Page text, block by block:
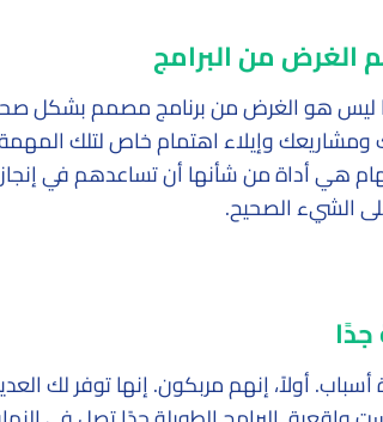
ليس هو الغرض من برنامج مصمم بشكل
وإيلاء اهتمام خاص لتلك
هي أداة من شأنها أن تساعدهم في
الشيء الصحيح.
أولاً، إنهم مربكون. إنها توفر لك